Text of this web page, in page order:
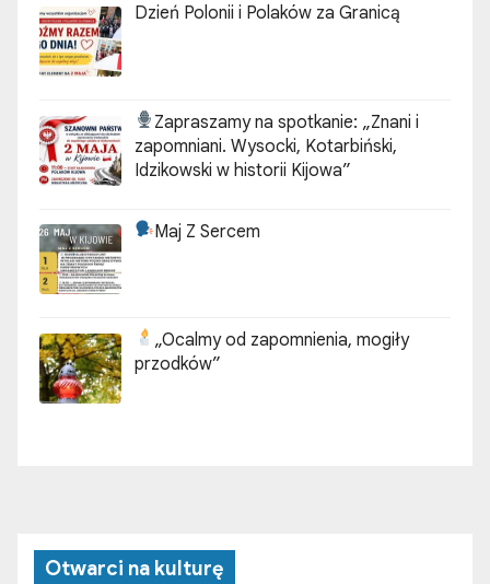
Dzień Polonii i Polaków za Granicą
Zapraszamy na spotkanie: „Znani i
zapomniani. Wysocki, Kotarbiński,
Idzikowski w historii Kijowa”
Maj Z Sercem
„Ocalmy od zapomnienia, mogiły
przodków”
Otwarci na kulturę